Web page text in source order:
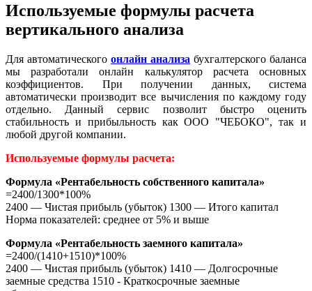
Используемые формулы расчета
вертикального анализа
Для автоматического онлайн анализа бухгалтерского баланса
мы разработали онлайн калькулятор расчета основных
коэффициентов. При получении данных, система
автоматически производит все вычисления по каждому году
отдельно. Данный сервис позволит быстро оценить
стабильность и прибыльность как ООО "ЧЕБОКО", так и
любой другой компании.
Используемые формулы расчета:
Формула «Рентабельность собственного капитала»
=2400/1300*100%
2400 — Чистая прибыль (убыток) 1300 — Итого капитал
Норма показателей: среднее от 5% и выше
Формула «Рентабельность заемного капитала»
=2400/(1410+1510)*100%
2400 — Чистая прибыль (убыток) 1410 — Долгосрочные
заемные средства 1510 - Краткосрочные заемные